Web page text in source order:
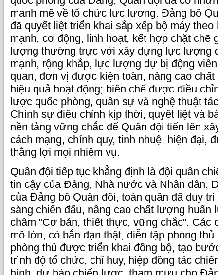
mạnh mẽ về tổ chức lực lượng. Đảng bộ
đã quyết liệt triển khai sắp xếp bộ máy
mạnh, cơ động, linh hoạt, kết hợp chặt chẽ
lượng thường trực với xây dựng lực lượng
mạnh, rộng khắp, lực lượng dự bị động
quan, đơn vị được kiện toàn, nâng cao
hiệu quả hoạt động; biên chế được điều
lược quốc phòng, quân sự và nghệ thuật
Chính sự điều chỉnh kịp thời, quyết liệt và
nền tảng vững chắc để Quân đội tiến lên
cách mạng, chính quy, tinh nhuệ, hiện đại,
thắng lợi mọi nhiệm vụ.
Quân đội tiếp tục khẳng định là đội quân
tin cậy của Đảng, Nhà nước và Nhân dân.
của Đảng bộ Quân đội, toàn quân đã duy
sàng chiến đấu, nâng cao chất lượng huấn
châm “Cơ bản, thiết thực, vững chắc”. Các
mô lớn, có bắn đạn thật, diễn tập phòng
phòng thủ được triển khai đồng bộ, tạo
trình độ tổ chức, chỉ huy, hiệp đồng tác